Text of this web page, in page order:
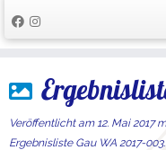
Inhalt
Veröffentlicht am 12. Mai 2017
Ergebnisliste Gau WA 2017-003.